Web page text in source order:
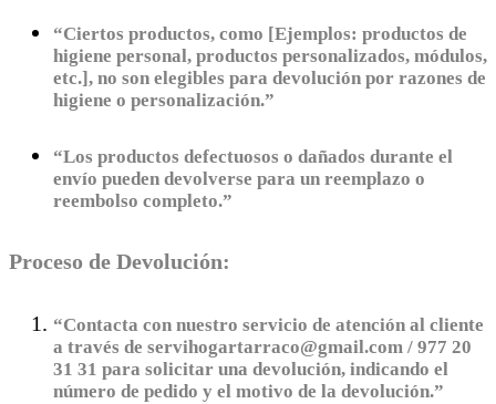
“Ciertos productos, como [Ejemplos: productos de
higiene personal, productos personalizados, módulos,
etc.], no son elegibles para devolución por razones de
higiene o personalización.”
“Los productos defectuosos o dañados durante el
envío pueden devolverse para un reemplazo o
reembolso completo.”
Proceso de Devolución:
“Contacta con nuestro servicio de atención al cliente
a través de servihogartarraco@gmail.com / 977 20
31 31 para solicitar una devolución, indicando el
número de pedido y el motivo de la devolución.”